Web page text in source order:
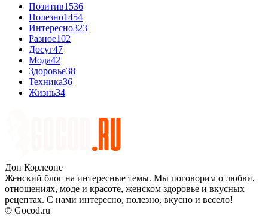
Позитив1536
Полезно1454
Интересно323
Разное102
Досуг47
Мода42
Здоровье38
Техника36
Жизнь34
Дон Корлеоне
Женский блог на интересные темы. Мы поговорим о любви,
отношениях, моде и красоте, женском здоровье и вкусных
рецептах. С нами интересно, полезно, вкусно и весело!
© Gocod.ru